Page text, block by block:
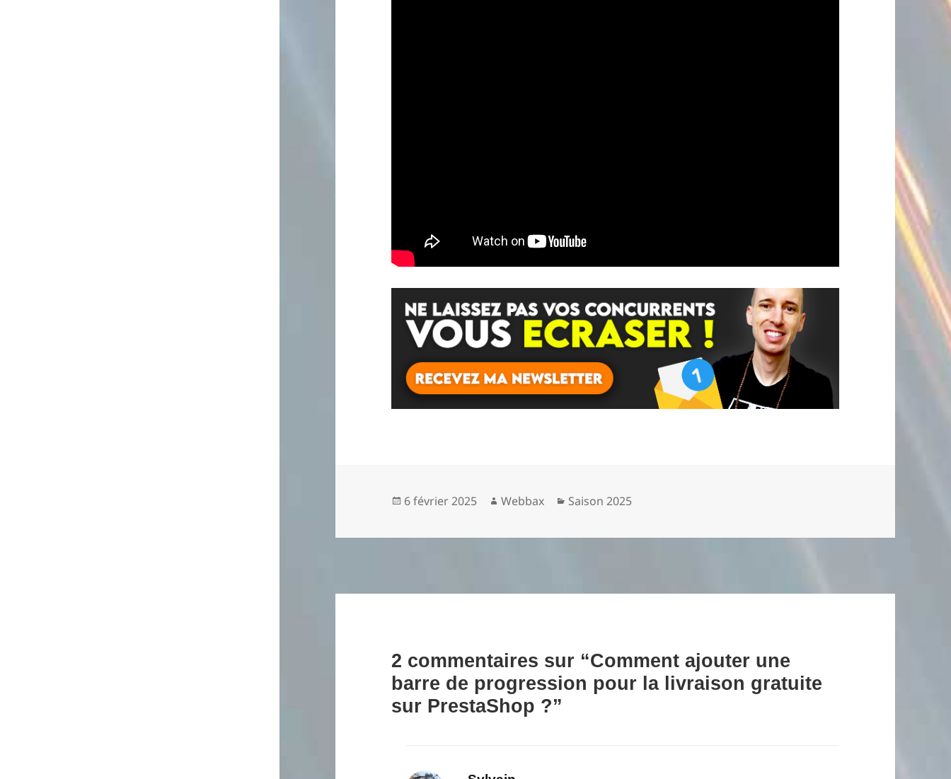
Publié
6 février 2025 Auteur
Webbax Catégories
Saison 2025
2 commentaires sur “Comment ajouter une
barre de progression pour la livraison gratuite
sur PrestaShop ?”